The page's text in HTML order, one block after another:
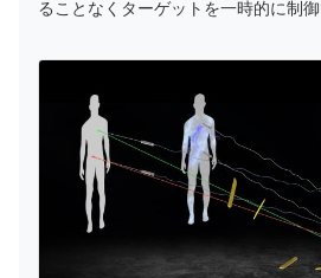
ることなくターゲットを一時的に制御